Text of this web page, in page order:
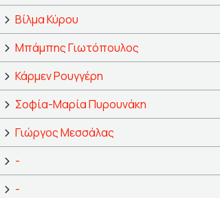
Βίλμα Κύρου
Μπάμπης Γιωτόπουλος
Κάρμεν Ρουγγέρη
Σοφία-Μαρία Πυρουνάκη
Γιώργος Μεσσάλας
-
-